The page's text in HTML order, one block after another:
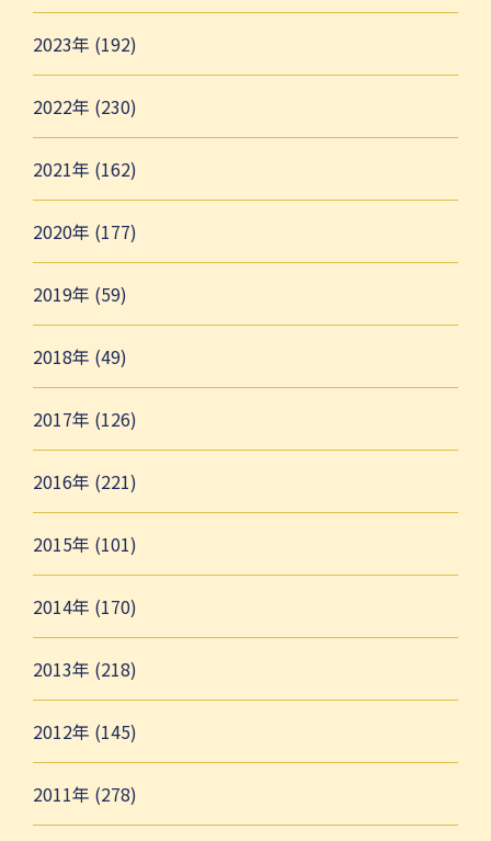
2023年 (192)
2022年 (230)
2021年 (162)
2020年 (177)
2019年 (59)
2018年 (49)
2017年 (126)
2016年 (221)
2015年 (101)
2014年 (170)
2013年 (218)
2012年 (145)
2011年 (278)